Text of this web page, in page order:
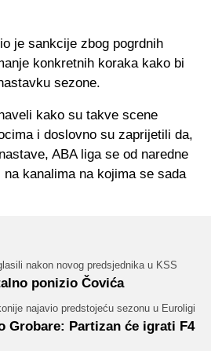
je sankcije zbog pogrdnih
konkretnih koraka kako bi
sezone.
kako su takve scene
i doslovno su zaprijetili da,
ABA liga se od naredne
kanalima na kojima se sada
nakon novog predsjednika u KSS
ponizio Čovića
najavio predstojeću sezonu u Euroligi
Grobare: Partizan će igrati F4